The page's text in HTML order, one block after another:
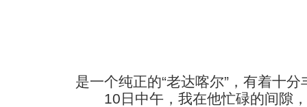
是一个纯正的“老达喀尔”，有着十
10日中午，我在他忙碌的间隙，